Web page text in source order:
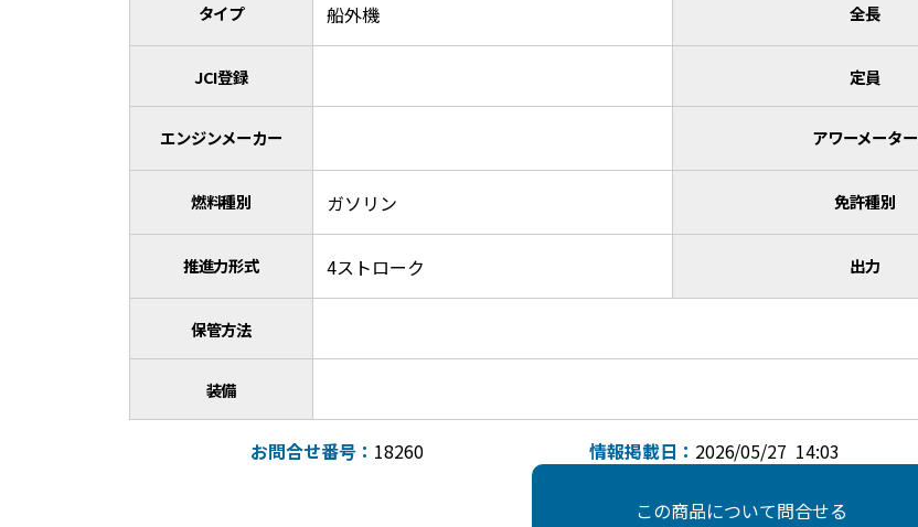
タイプ 船外機 全長
JCI登録 定員
エンジンメーカー アワーメーター
燃料種別 ガソリン 免許種別
推進力形式 4ストローク 出力
保管方法
装備
お問合せ番号： 18260 情報掲載日： 2026/05/27 14:03
この商品について問合せる